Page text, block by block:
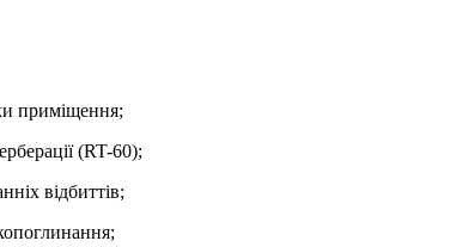
приміщення;
(RT-60);
відбиттів;